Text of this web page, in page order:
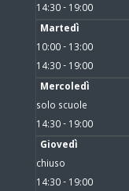
14:30 - 19:00
Martedì
10:00 - 13:00
14:30 - 19:00
Mercoledì
solo scuole
14:30 - 19:00
Giovedì
chiuso
14:30 - 19:00